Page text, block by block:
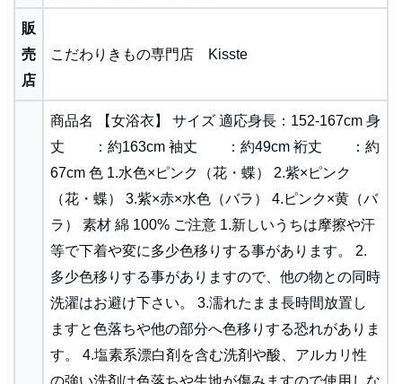
販
売
店
こだわりきもの専門店 Kisste
商品名 【女浴衣】 サイズ 適応身長：152-167cm 身
丈 ：約163cm 袖丈 ：約49cm 裄丈 ：約
67cm 色 1.水色×ピンク（花・蝶） 2.紫×ピンク
（花・蝶） 3.紫×赤×水色（バラ） 4.ピンク×黄（バ
ラ） 素材 綿 100% ご注意 1.新しいうちは摩擦や汗
等で下着や変に多少色移りする事があります。 2.
多少色移りする事がありますので、他の物との同時
洗濯はお避け下さい。 3.濡れたまま長時間放置し
ますと色落ちや他の部分へ色移りする恐れがありま
す。 4.塩素系漂白剤を含む洗剤や酸、アルカリ性
の強い洗剤は色落ちや生地が傷みますので使用しな